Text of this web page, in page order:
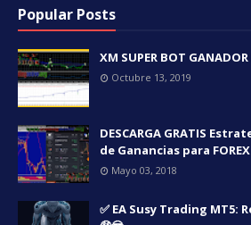
Popular Posts
XM SUPER BOT GANADOR
Octubre 13, 2019
DESCARGA GRATIS
de Ganancias para FOREX
Mayo 03, 2018
✅ EA Susy Trading MT5: